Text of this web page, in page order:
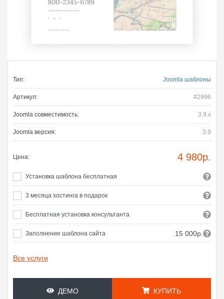
Тип: Joomla шаблоны
Артикул: #2996
Joomla совместимость: 3.9.x
Joomla версия: 3.9
Цена: 4 980р.
Установка шаблона бесплатная
3 месяца хостинга в подарок
Бесплатная установка консультанта
Заполнение шаблона сайта 15 000р.
Все услуги
ДЕМО КУПИТЬ